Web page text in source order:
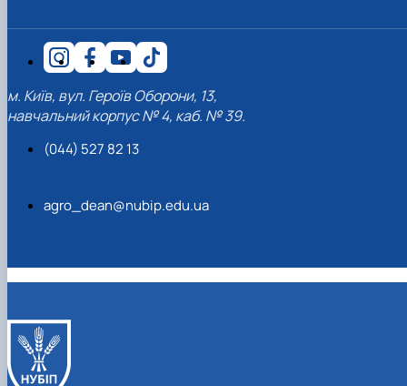
м. Київ, вул. Героїв Оборони, 13,
навчальний корпус № 4, каб. № 39.
(044) 527 82 13
agro_dean@nubip.edu.ua